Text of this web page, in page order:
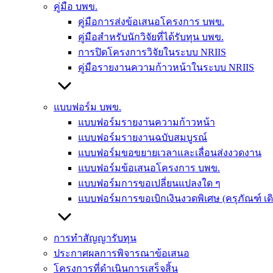
คู่มือ บพข.
คู่มือการส่งข้อเสนอโครงการ บพข.
คู่มือสำหรับนักวิจัยที่ได้รับทุน บพข.
การปิดโครงการวิจัยในระบบ NRIIS
คู่มือรายงานความก้าวหน้าในระบบ NRIIS
แบบฟอร์ม บพข.
แบบฟอร์มรายงานความก้าวหน้า
แบบฟอร์มรายงานฉบับสมบูรณ์
แบบฟอร์มขอขยายเวลาและเลื่อนส่งงวดงาน
แบบฟอร์มข้อเสนอโครงการ บพข.
แบบฟอร์มการขอเปลี่ยนแปลงใด ๆ
แบบฟอร์มการขอเบิกเงินงวดพิเศษ (ครุภัณฑ์ เ
การทำสัญญารับทุน
ประกาศผลการพิจารณาข้อเสนอ
โครงการที่ดำเนินการเสร็จสิ้น